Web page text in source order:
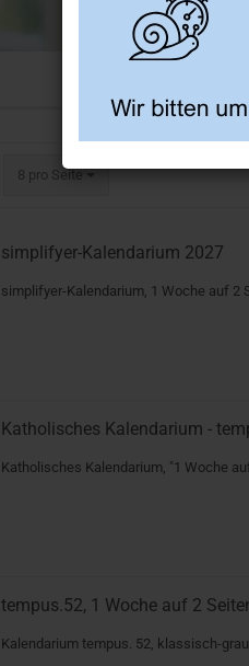
8 pro Seite
simplifyer-Kalendarium 2027
simplifyer-Kalendarium, 1 Woche auf 2
Katholisches Kalendarium -
Katholisches Kalendarium, "1 Woche
tempus.52, 1 Woche auf 2
Kalendarium tempus. 52, klassisch-